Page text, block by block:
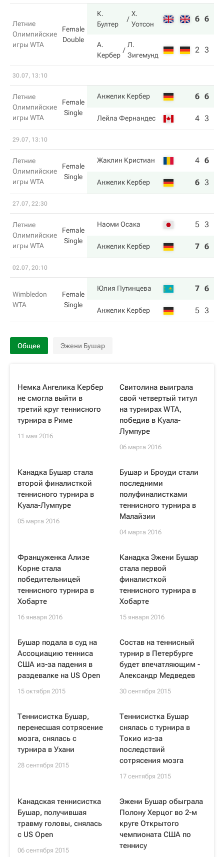
Летние
Олимпийские
игры WTA
Female
Double
К.
Бултер
Х.
Уотсон
6 6
А.
Кербер
Л.
Зигемунд
2 3
30.07, 13:10
Летние
Олимпийские
игры WTA
Female
Single
Анжелик Кербер 6 6
Лейла Фернандес 4 3
29.07, 13:10
Летние
Олимпийские
игры WTA
Female
Single
Жаклин Кристиан 4 6
Анжелик Кербер 6 3
27.07, 22:30
Летние
Олимпийские
игры WTA
Female
Single
Наоми Осака 5 3
Анжелик Кербер 7 6
02.07, 20:10
Wimbledon
WTA
Female
Single
Юлия Путинцева 7 6
Анжелик Кербер 5 3
Общее Эжени Бушар
Немка Ангелика Кербер
не смогла выйти в
третий круг теннисного
турнира в Риме
11 мая 2016
Свитолина выиграла
свой четвертый титул
на турнирах WTA,
победив в Куала-
Лумпуре
06 марта 2016
Канадка Бушар стала
второй финалисткой
теннисного турнира в
Куала-Лумпуре
05 марта 2016
Бушар и Броуди стали
последними
полуфиналистками
теннисного турнира в
Малайзии
04 марта 2016
Француженка Ализе
Корне стала
победительницей
теннисного турнира в
Хобарте
16 января 2016
Канадка Эжени Бушар
стала первой
финалисткой
теннисного турнира в
Хобарте
15 января 2016
Бушар подала в суд на
Ассоциацию тенниса
США из-за падения в
раздевалке на US Open
15 октября 2015
Состав на теннисный
турнир в Петербурге
будет впечатляющим -
Александр Медведев
30 сентября 2015
Теннисистка Бушар,
перенесшая сотрясение
мозга, снялась с
турнира в Ухани
28 сентября 2015
Теннисистка Бушар
снялась с турнира в
Токио из-за
последствий
сотрясения мозга
17 сентября 2015
Канадская теннисистка
Бушар, получившая
травму головы, снялась
с US Open
06 сентября 2015
Эжени Бушар обыграла
Полону Херцог во 2-м
круге Открытого
чемпионата США по
теннису